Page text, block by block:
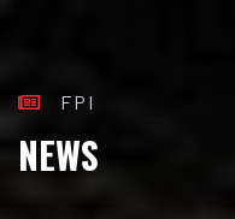
FPI
NEWS